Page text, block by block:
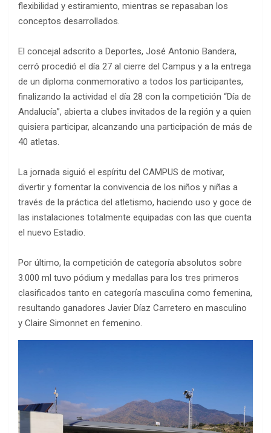
flexibilidad y estiramiento, mientras se repasaban los
conceptos desarrollados.
El concejal adscrito a Deportes, José Antonio Bandera,
cerró procedió el día 27 al cierre del Campus y a la entrega
de un diploma conmemorativo a todos los participantes,
finalizando la actividad el día 28 con la competición “Día de
Andalucía”, abierta a clubes invitados de la región y a quien
quisiera participar, alcanzando una participación de más de
40 atletas.
La jornada siguió el espíritu del CAMPUS de motivar,
divertir y fomentar la convivencia de los niños y niñas a
través de la práctica del atletismo, haciendo uso y goce de
las instalaciones totalmente equipadas con las que cuenta
el nuevo Estadio.
Por último, la competición de categoría absolutos sobre
3.000 ml tuvo pódium y medallas para los tres primeros
clasificados tanto en categoría masculina como femenina,
resultando ganadores Javier Díaz Carretero en masculino
y Claire Simonnet en femenino.